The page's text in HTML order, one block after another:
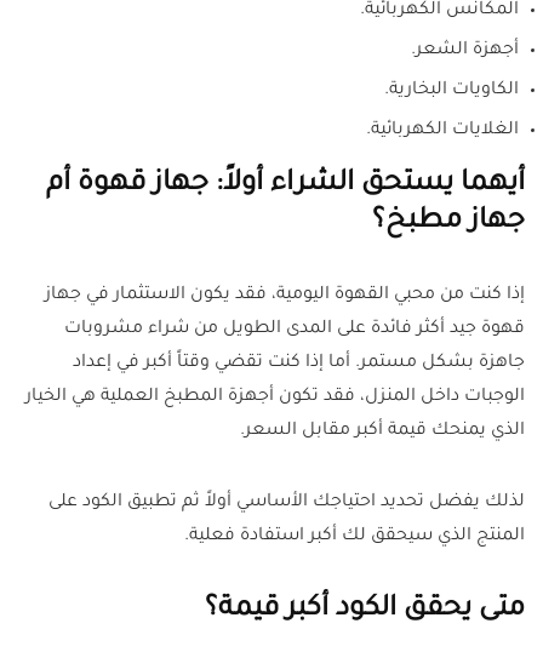
المكانس الكهربائية.
أجهزة الشعر.
الكاويات البخارية.
الغلايات الكهربائية.
أيهما يستحق الشراء أولاً: جهاز قهوة أم
جهاز مطبخ؟
إذا كنت من محبي القهوة اليومية، فقد يكون الاستثمار في جهاز
قهوة جيد أكثر فائدة على المدى الطويل من شراء مشروبات
جاهزة بشكل مستمر. أما إذا كنت تقضي وقتاً أكبر في إعداد
الوجبات داخل المنزل، فقد تكون أجهزة المطبخ العملية هي الخيار
الذي يمنحك قيمة أكبر مقابل السعر.
لذلك يفضل تحديد احتياجك الأساسي أولاً ثم تطبيق الكود على
المنتج الذي سيحقق لك أكبر استفادة فعلية.
متى يحقق الكود أكبر قيمة؟